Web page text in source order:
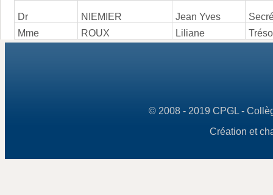
Dr NIEMIER Jean Yves
Mme
ROUX Liliane
© 2008 - 2019 CPGL -
Création et